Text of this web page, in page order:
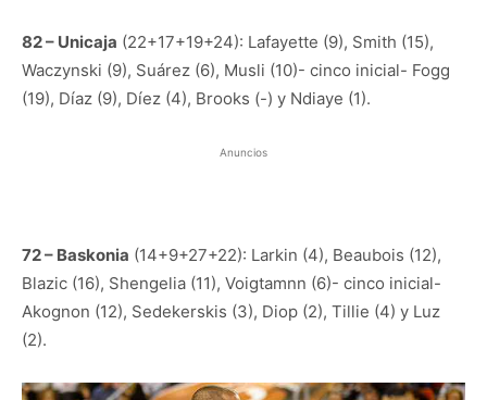
82 – Unicaja (22+17+19+24): Lafayette (9), Smith (15),
Waczynski (9), Suárez (6), Musli (10)- cinco inicial- Fogg
(19), Díaz (9), Díez (4), Brooks (-) y Ndiaye (1).
Anuncios
72 – Baskonia (14+9+27+22): Larkin (4), Beaubois (12),
Blazic (16), Shengelia (11), Voigtamnn (6)- cinco inicial-
Akognon (12), Sedekerskis (3), Diop (2), Tillie (4) y Luz
(2).